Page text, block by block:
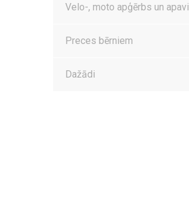
Velo-, moto apģērbs un apavi
Preces bērniem
Dažādi